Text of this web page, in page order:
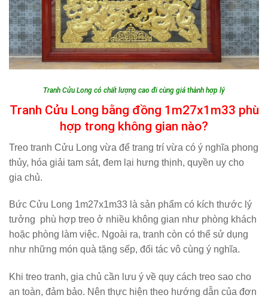
Tranh Cửu Long có chất lượng cao đi cùng giá thành hợp lý
Tranh Cửu Long bằng đồng 1m27x1m33 phù
hợp trong không gian nào?
Treo tranh Cửu Long vừa để trang trí vừa có ý nghĩa phong
thủy, hóa giải tam sát, đem lại hưng thịnh, quyền uy cho
gia chủ.
Bức Cửu Long 1m27x1m33 là sản phẩm có kích thước lý
tưởng phù hợp treo ở nhiều không gian như phòng khách
hoặc phòng làm việc. Ngoài ra, tranh còn có thể sử dụng
như những món quà tặng sếp, đối tác vô cùng ý nghĩa.
Khi treo tranh, gia chủ cần lưu ý về quy cách treo sao cho
an toàn, đảm bảo. Nên thực hiện theo hướng dẫn của đơn